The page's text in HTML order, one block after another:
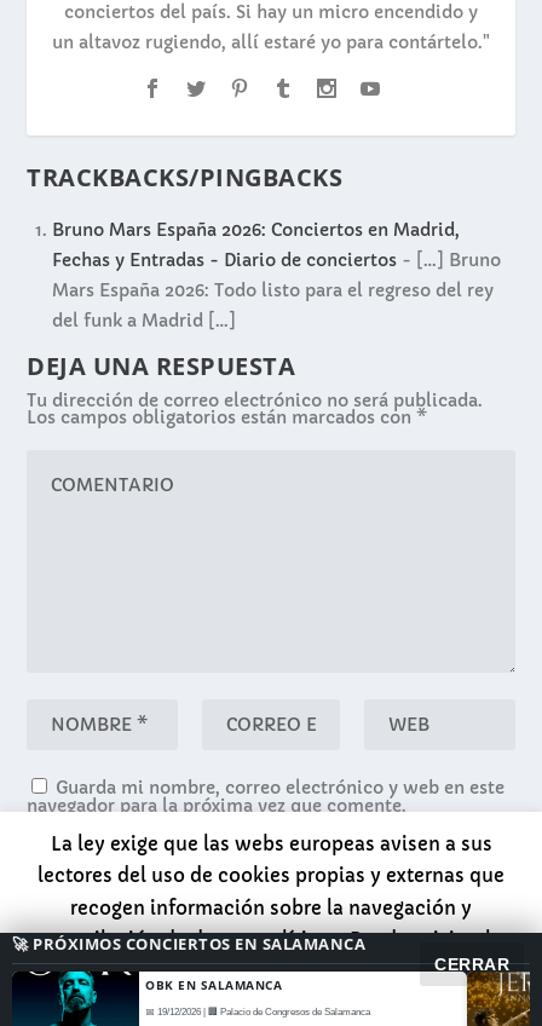
conciertos del país. Si hay un micro encendido y
un altavoz rugiendo, allí estaré yo para contártelo."
TRACKBACKS/PINGBACKS
Bruno Mars España 2026: Conciertos en Madrid,
Fechas y Entradas - Diario de conciertos - […] Bruno
Mars España 2026: Todo listo para el regreso del rey
del funk a Madrid […]
DEJA UNA RESPUESTA
Tu dirección de correo electrónico no será publicada.
Los campos obligatorios están marcados con*
Guarda mi nombre, correo electrónico y web en este
navegador para la próxima vez que comente.
La ley exige que las webs europeas avisen a sus
lectores del uso de cookies propias y externas que
recogen información sobre la navegación y
recopilación de datos analíticos. Puedes visitar la
página de INFORMACION para tener más datos sobre
esto o darle directamente al botón ACEPTAR para
🚀 PRÓXIMOS CONCIERTOS EN SALAMANCA
CERRAR
OBK EN SALAMANCA
📅 19/12/2026 | 🏢 Palacio de Congresos de Salamanca